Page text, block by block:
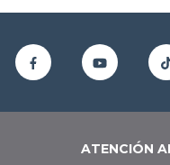
ATENCIÓN